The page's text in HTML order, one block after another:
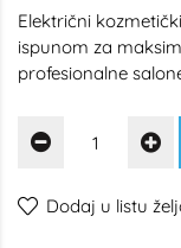
Električni
ispunom za
profesionalne
Dodaj u listu